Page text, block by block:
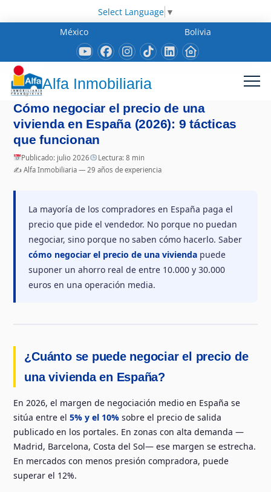
Select Language ▼
México
Bolivia
Alfa Inmobiliaria
Cómo negociar el precio de una
vivienda en España (2026): 9 tácticas
que funcionan
Publicado: julio 2026
Lectura: 8 min
✍️ Alfa Inmobiliaria — 29 años de experiencia
La mayoría de los compradores en España paga el
precio que pide el vendedor. No porque no puedan
negociar, sino porque no saben cómo hacerlo. Saber
cómo negociar el precio de una vivienda puede
suponer un ahorro real de entre 10.000 y 30.000
euros en una operación media.
¿Cuánto se puede negociar el precio de
una vivienda en España?
En 2026, el margen de negociación medio en España se
sitúa entre el5% y el 10% sobre el precio de salida
publicado en los portales. En zonas con alta demanda —
Madrid, Barcelona, Costa del Sol— ese margen se estrecha.
En mercados con menos presión compradora, puede
superar el 12%.